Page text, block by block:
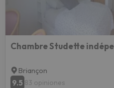
Chambre Studette
Briançon
9.5 83 opiniones